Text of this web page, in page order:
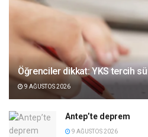
Öğrenciler dikkat: YKS tercih
9 AĞUSTOS 2026
Antep’te deprem
9 AĞUSTOS 2026